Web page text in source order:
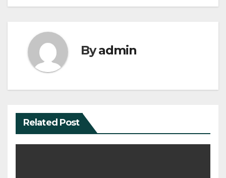
Byadmin
Related Post